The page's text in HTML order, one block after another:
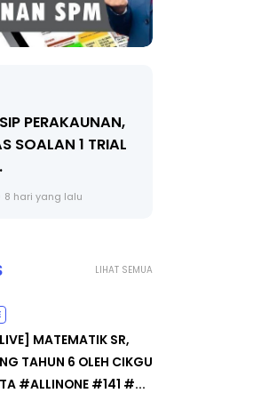
PERAKAUNAN,
SOALAN 1 TRIAL
8 hari yang lalu
LIHAT SEMUA
MATEMATIK SR,
TAHUN 6 OLEH CIKGU
#ALLINONE #141 #...